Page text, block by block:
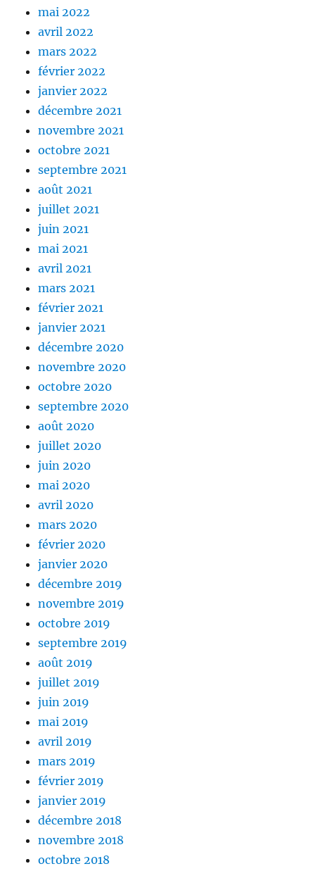
mai 2022
avril 2022
mars 2022
février 2022
janvier 2022
décembre 2021
novembre 2021
octobre 2021
septembre 2021
août 2021
juillet 2021
juin 2021
mai 2021
avril 2021
mars 2021
février 2021
janvier 2021
décembre 2020
novembre 2020
octobre 2020
septembre 2020
août 2020
juillet 2020
juin 2020
mai 2020
avril 2020
mars 2020
février 2020
janvier 2020
décembre 2019
novembre 2019
octobre 2019
septembre 2019
août 2019
juillet 2019
juin 2019
mai 2019
avril 2019
mars 2019
février 2019
janvier 2019
décembre 2018
novembre 2018
octobre 2018